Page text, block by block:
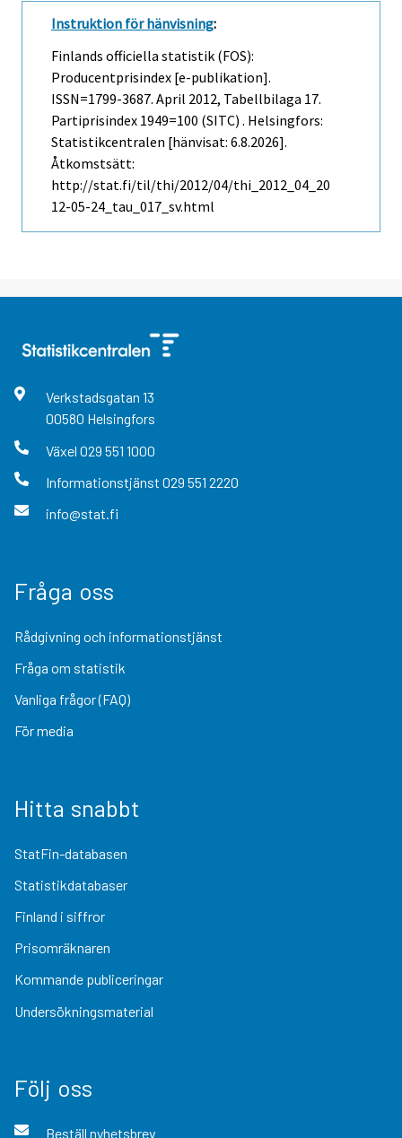
Instruktion för hänvisning:
Finlands officiella statistik (FOS):
Producentprisindex [e-publikation].
ISSN=1799-3687. April 2012, Tabellbilaga 17.
Partiprisindex 1949=100 (SITC) . Helsingfors:
Statistikcentralen [hänvisat: 6.8.2026].
Åtkomstsätt:
http://stat.fi/til/thi/2012/04/thi_2012_04_20
12-05-24_tau_017_sv.html
Verkstadsgatan 13
00580 Helsingfors
Växel 029 551 1000
Informationstjänst 029 551 2220
info@stat.fi
Fråga oss
Rådgivning och informationstjänst
Fråga om statistik
Vanliga frågor (FAQ)
För media
Hitta snabbt
StatFin-databasen
Statistikdatabaser
Finland i siffror
Prisomräknaren
Kommande publiceringar
Undersökningsmaterial
Följ oss
Beställ nyhetsbrev